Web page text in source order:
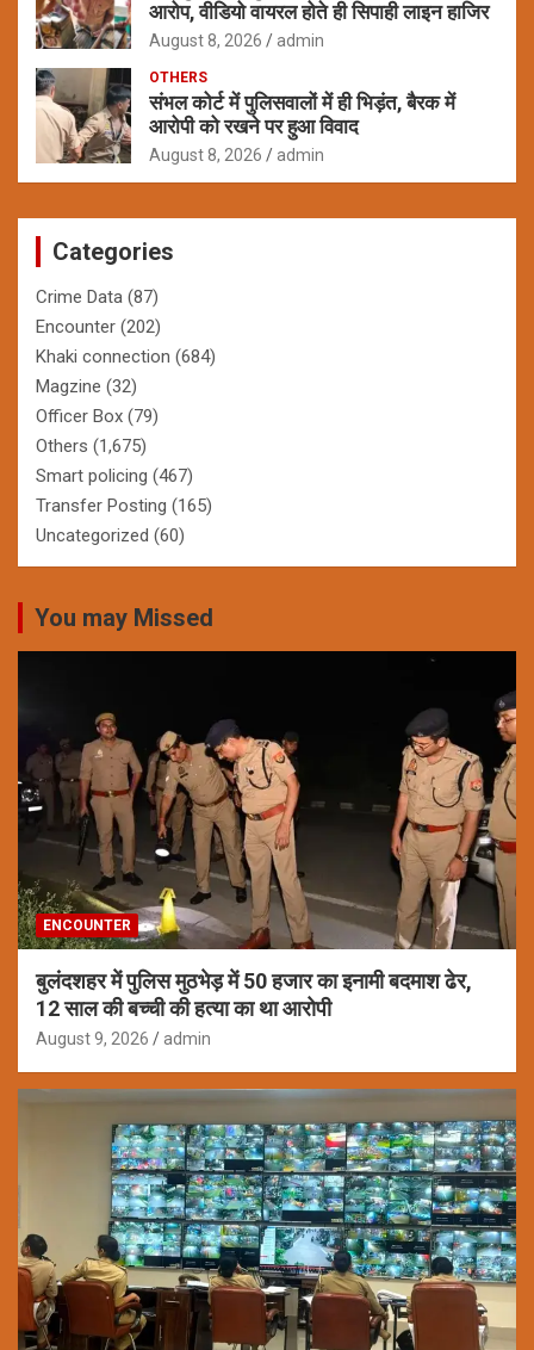
आरोप, वीडियो वायरल होते ही सिपाही लाइन हाजिर
August 8, 2026 admin
OTHERS
संभल कोर्ट में पुलिसवालों में ही भिड़ंत, बैरक में
आरोपी को रखने पर हुआ विवाद
August 8, 2026 admin
Categories
Crime Data (87)
Encounter (202)
Khaki connection (684)
Magzine (32)
Officer Box (79)
Others (1,675)
Smart policing (467)
Transfer Posting (165)
Uncategorized (60)
You may Missed
ENCOUNTER
बुलंदशहर में पुलिस मुठभेड़ में 50 हजार का इनामी बदमाश ढेर,
12 साल की बच्ची की हत्या का था आरोपी
August 9, 2026 admin